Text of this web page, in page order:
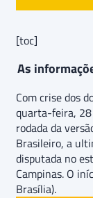
[toc]
As
Com crise dos
quarta-feira, 28
rodada da
Brasileiro, a
disputada no
Campinas. O
Brasília).